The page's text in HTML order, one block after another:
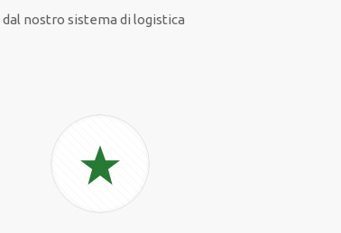
dal nostro sistema di logistica